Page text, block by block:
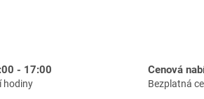
- 17:00
hodiny
Cenová
Bezplatná